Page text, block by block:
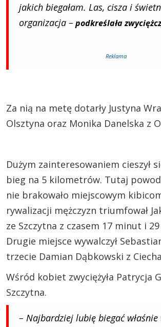
jakich biegałam. Las, cisza i
organizacja – podkreślała
Reklama
Za nią na metę dotarły Justyna
Olsztyna oraz Monika Danelska z
Dużym zainteresowaniem cieszył
bieg na 5 kilometrów. Tutaj
nie brakowało miejscowym
rywalizacji mężczyzn triumfował
ze Szczytna z czasem 17 minut i
Drugie miejsce wywalczył
trzecie Damian Dąbkowski z
Wśród kobiet zwyciężyła Patrycja
Szczytna.
– Najbardziej lubię biegać